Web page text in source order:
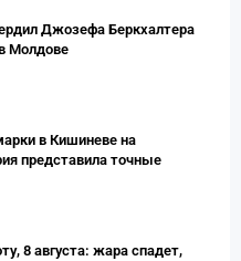
Джозефа Беркхалтера
Молдове
в Кишиневе на
представила точные
8 августа: жара спадет,